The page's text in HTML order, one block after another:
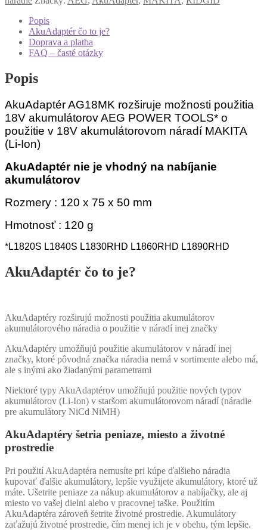
Popis
AkuAdaptér čo to je?
Doprava a platba
FAQ – časté otázky
Popis
AkuAdaptér AG18MK rozširuje možnosti použitia
18V akumulátorov AEG POWER TOOLS* o
použitie v 18V akumulátorovom náradí MAKITA
(Li-Ion)
AkuAdaptér nie je vhodný na nabíjanie
akumulátorov
Rozmery : 120 x 75 x 50 mm
Hmotnosť : 120 g
*L1820S L1840S L1830RHD L1860RHD L1890RHD
AkuAdaptér čo to je?
AkuAdaptéry rozširujú možnosti použitia akumulátorov
akumulátorového náradia o použitie v náradí inej značky
AkuAdaptéry umožňujú použitie akumulátorov v náradí inej
značky, ktoré pôvodná značka náradia nemá v sortimente alebo má,
ale s inými ako žiadanými parametrami
Niektoré typy AkuAdaptérov umožňujú použitie nových typov
akumulátorov (Li-Ion) v staršom akumulátorovom náradí (náradie
pre akumulátory NiCd NiMH)
AkuAdaptéry šetria peniaze, miesto a životné
prostredie
Pri použití AkuAdaptéra nemusíte pri kúpe ďalšieho náradia
kupovať ďalšie akumulátory, lepšie využijete akumulátory, ktoré už
máte. Ušetrite peniaze za nákup akumulátorov a nabíjačky, ale aj
miesto vo vašej dielni alebo v pracovnej taške. Použitím
AkuAdaptéra zároveň šetrite životné prostredie. Akumulátory
zaťažujú životné prostredie, čím menej ich je v obehu, tým lepšie.